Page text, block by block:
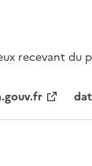
recevant